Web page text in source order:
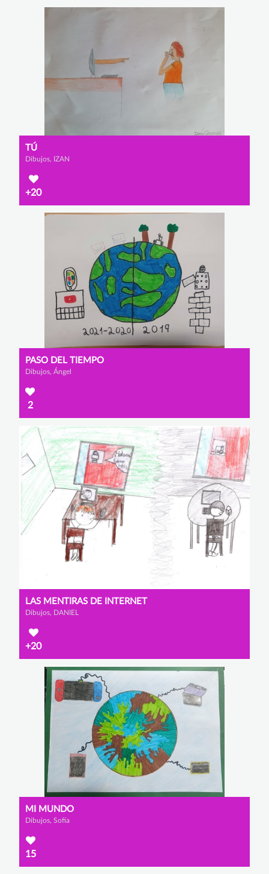
TÚ
Dibujos, IZAN
+20
PASO DEL TIEMPO
Dibujos, Ángel
2
LAS MENTIRAS DE INTERNET
Dibujos, DANIEL
+20
MI MUNDO
Dibujos, Sofía
15